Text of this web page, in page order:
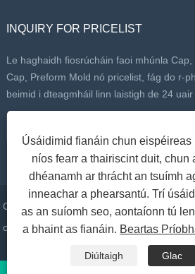
INQUIRY FOR PRICELIST
Le haghaidh fiosrúcháin faoi mhúnla
Cap, Preform Mold nó pricelist, fág do r-
beimid i dteagmháil linn laistigh de 24 uair
Cóipcheart © 2022 Taizhou Huangyan
ceart ar cosaint.
Sitemap RSS
Úsáidimid fianáin chun eispéireas
níos fearr a thairiscint duit, chun
dhéanamh ar thrácht an tsuímh
inneachar a phearsantú. Trí
as an suíomh seo, aontaíonn tú
a bhaint as fianáin. Beartas
Diúltaigh
Glac